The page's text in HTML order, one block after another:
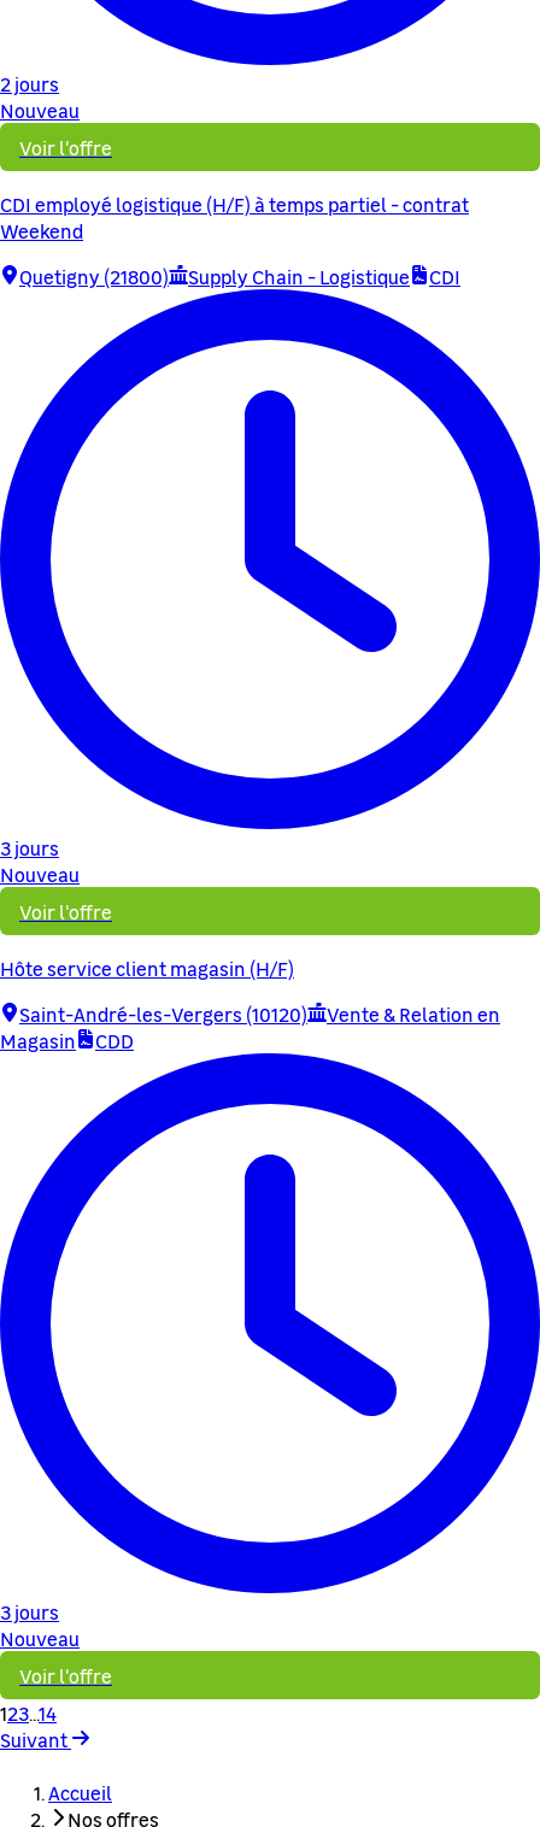
2 jours
Nouveau
Voir l'offre
CDI employé logistique (H/F) à temps partiel - contrat
Weekend
Quetigny (21800)
Supply Chain - Logistique CDI
3 jours
Nouveau
Voir l'offre
Hôte service client magasin (H/F)
Saint-André-les-Vergers (10120)
Vente & Relation en
Magasin
CDD
3 jours
Nouveau
Voir l'offre
123...14
Suivant
Accueil
Nos offres